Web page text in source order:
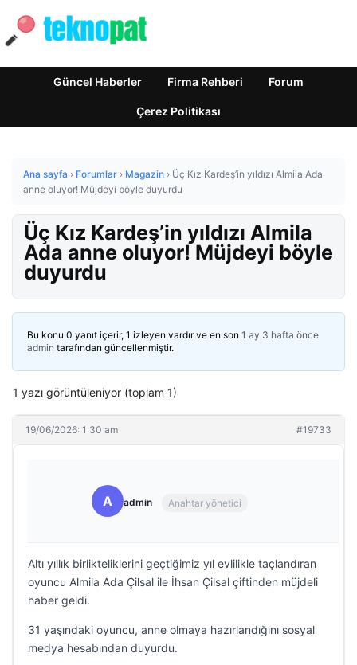
Güncel Haberler Firma Rehberi Forum
Çerez Politikası
Ana sayfa › Forumlar › Magazin › Üç Kız Kardeş’in yıldızı Almila Ada
anne oluyor! Müjdeyi böyle duyurdu
Üç Kız Kardeş’in yıldızı Almila
Ada anne oluyor! Müjdeyi böyle
duyurdu
Bu konu 0 yanıt içerir, 1 izleyen vardır ve en son 1 ay 3 hafta önce
admin tarafından güncellenmiştir.
1 yazı görüntüleniyor (toplam 1)
19/06/2026: 1:30 am #19733
A admin Anahtar yönetici
Altı yıllık birlikteliklerini geçtiğimiz yıl evlilikle taçlandıran
oyuncu Almila Ada Çilsal ile İhsan Çilsal çiftinden müjdeli
haber geldi.
31 yaşındaki oyuncu, anne olmaya hazırlandığını sosyal
medya hesabından duyurdu.